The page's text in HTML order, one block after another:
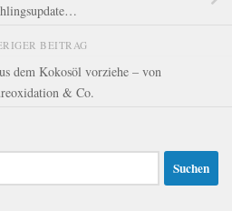
BEITRAG
dem Kokosöl vorziehe – von
& Co.